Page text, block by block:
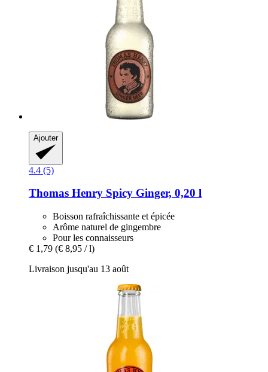
Ajouter
4.4 (5)
Thomas Henry Spicy Ginger, 0,20 l
Boisson rafraîchissante et épicée
Arôme naturel de gingembre
Pour les connaisseurs
€ 1,79 (€ 8,95 / l)
Livraison jusqu'au 13 août